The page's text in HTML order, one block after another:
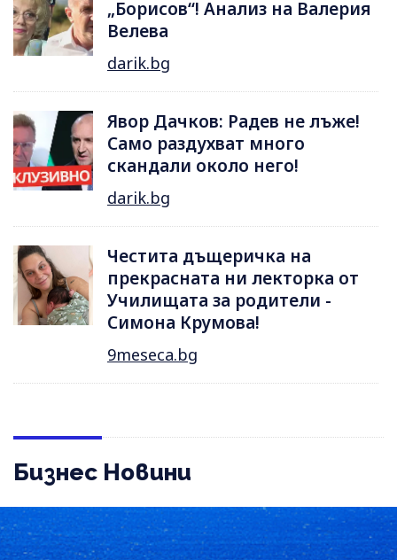
„Борисов“! Анализ на Валерия
Велева
darik.bg
Явор Дачков: Радев не лъже!
Само раздухват много
скандали около него!
darik.bg
Честита дъщеричка на
прекрасната ни лекторка от
Училищата за родители -
Симона Крумова!
9meseca.bg
Бизнес Новини